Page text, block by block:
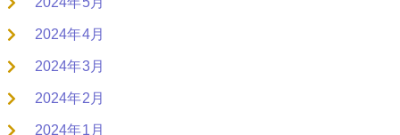
2024年4月
2024年3月
2024年2月
2024年1月